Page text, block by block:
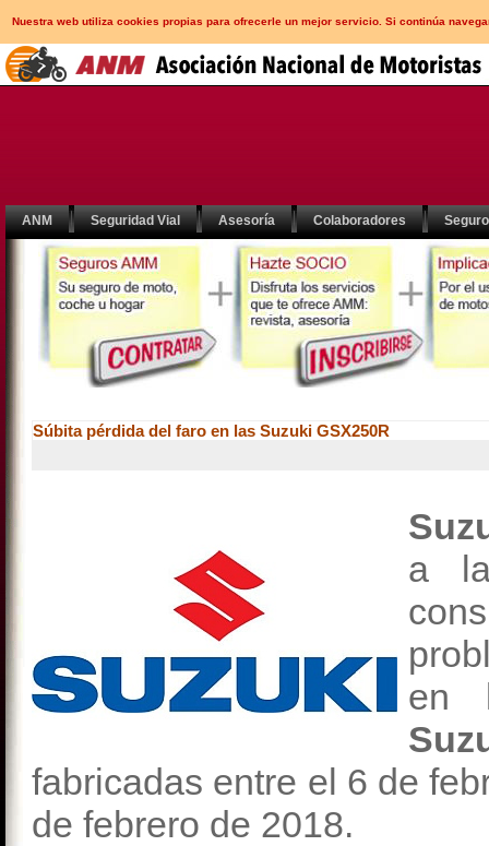
Nuestra web utiliza cookies propias para ofrecerle un mejor servicio. Si continúa
ANM Seguridad Vial Asesoría Colaboradores
Súbita pérdida del faro en las Suzuki GSX250R
a
en
fabricadas entre el 6 de
de febrero de 2018.